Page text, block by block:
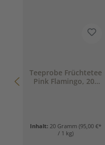
Teeprobe Früchtetee
Pink Flamingo, 20g
Inhalt: 20 Gramm (95,00 €*
/ 1 kg)